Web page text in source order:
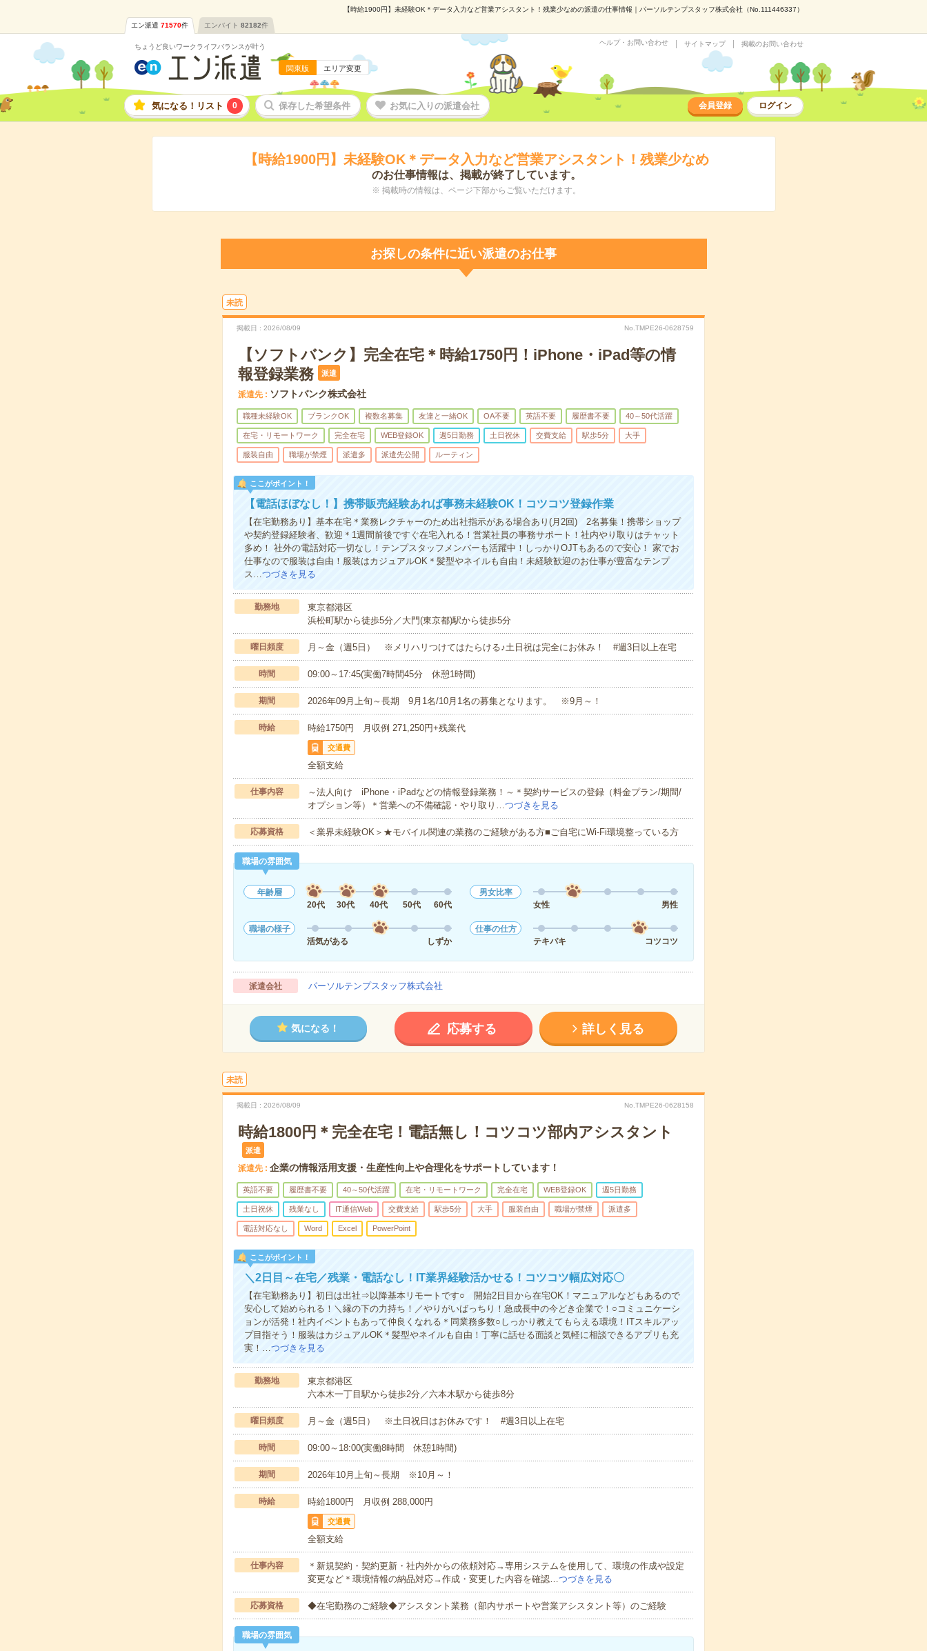
【時給1900円】未経験OK＊データ入力など営業アシスタント！残業少なめの派遣の仕事情報｜パーソルテンプスタッフ株式会社（No.111446337）
エン派遣 71570件 エンバイト 82182件
ちょうど良いワークライフバランスが叶う
関東版 エリア変更
ヘルプ・お問い合わせ サイトマップ 掲載のお問い合わせ
気になる！リスト 0 保存した希望条件 お気に入りの派遣会社 会員登録 ログイン
【時給1900円】未経験OK＊データ入力など営業アシスタント！残業少なめ
のお仕事情報は、掲載が終了しています。
※ 掲載時の情報は、ページ下部からご覧いただけます。
お探しの条件に近い派遣のお仕事
未読
掲載日 2026/08/09 No.TMPE26-0628759
【ソフトバンク】完全在宅＊時給1750円！iPhone・iPad等の情
報登録業務
派遣
派遣先 ソフトバンク株式会社
職種未経験OK ブランクOK 複数名募集 友達と一緒OK OA不要 英語不要 履歴書不要 40～50代活躍
在宅・リモートワーク 完全在宅 WEB登録OK 週5日勤務 土日祝休 交費支給 駅歩5分 大手
服装自由 職場が禁煙 派遣多 派遣先公開 ルーティン
ここがポイント！
【電話ほぼなし！】携帯販売経験あれば事務未経験OK！コツコツ登録作業
【在宅勤務あり】基本在宅＊業務レクチャーのため出社指示がある場合あり(月2回) 2名募集！携帯ショップ
や契約登録経験者、歓迎＊1週間前後ですぐ在宅入れる！営業社員の事務サポート！社内やり取りはチャット
多め！ 社外の電話対応一切なし！テンプスタッフメンバーも活躍中！しっかりOJTもあるので安心！ 家でお
仕事なので服装は自由！服装はカジュアルOK＊髪型やネイルも自由！未経験歓迎のお仕事が豊富なテンプ
ス…つづきを見る
勤務地
東京都港区
浜松町駅から徒歩5分／大門(東京都)駅から徒歩5分
曜日頻度 月～金（週5日） ※メリハリつけてはたらける♪土日祝は完全にお休み！ #週3日以上在宅
時間 09:00～17:45(実働7時間45分 休憩1時間)
期間 2026年09月上旬～長期 9月1名/10月1名の募集となります。 ※9月～！
時給 時給1750円 月収例 271,250円+残業代
交通費
全額支給
仕事内容
～法人向け iPhone・iPadなどの情報登録業務！～＊契約サービスの登録（料金プラン/期間/
オプション等）＊営業への不備確認・やり取り…つづきを見る
応募資格 ＜業界未経験OK＞★モバイル関連の業務のご経験がある方■ご自宅にWi-Fi環境整っている方
職場の雰囲気
年齢層
20代
30代 40代 50代 60代
男女比率
女性
男性
職場の様子
活気がある
しずか
仕事の仕方
テキパキ
コツコツ
派遣会社 パーソルテンプスタッフ株式会社
気になる！ 応募する 詳しく見る
未読
掲載日 2026/08/09 No.TMPE26-0628158
時給1800円＊完全在宅！電話無し！コツコツ部内アシスタント
派遣
派遣先 企業の情報活用支援・生産性向上や合理化をサポートしています！
英語不要 履歴書不要 40～50代活躍 在宅・リモートワーク 完全在宅 WEB登録OK 週5日勤務
土日祝休 残業なし IT通信Web 交費支給 駅歩5分 大手 服装自由 職場が禁煙 派遣多
電話対応なし Word Excel PowerPoint
ここがポイント！
＼2日目～在宅／残業・電話なし！IT業界経験活かせる！コツコツ幅広対応〇
【在宅勤務あり】初日は出社⇒以降基本リモートです○ 開始2日目から在宅OK！マニュアルなどもあるので
安心して始められる！＼縁の下の力持ち！／やりがいばっちり！急成長中の今どき企業で！○コミュニケーシ
ョンが活発！社内イベントもあって仲良くなれる＊同業務多数○しっかり教えてもらえる環境！ITスキルアッ
プ目指そう！服装はカジュアルOK＊髪型やネイルも自由！丁寧に話せる面談と気軽に相談できるアプリも充
実！…つづきを見る
勤務地
東京都港区
六本木一丁目駅から徒歩2分／六本木駅から徒歩8分
曜日頻度 月～金（週5日） ※土日祝日はお休みです！ #週3日以上在宅
時間 09:00～18:00(実働8時間 休憩1時間)
期間 2026年10月上旬～長期 ※10月～！
時給 時給1800円 月収例 288,000円
交通費
全額支給
仕事内容
＊新規契約・契約更新・社内外からの依頼対応→専用システムを使用して、環境の作成や設定
変更など＊環境情報の納品対応→作成・変更した内容を確認…つづきを見る
応募資格 ◆在宅勤務のご経験◆アシスタント業務（部内サポートや営業アシスタント等）のご経験
職場の雰囲気